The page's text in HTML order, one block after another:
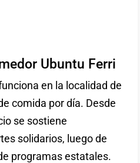
Ubuntu Ferri
en la localidad de
comida por día. Desde
se sostiene
solidarios, luego de
programas estatales.